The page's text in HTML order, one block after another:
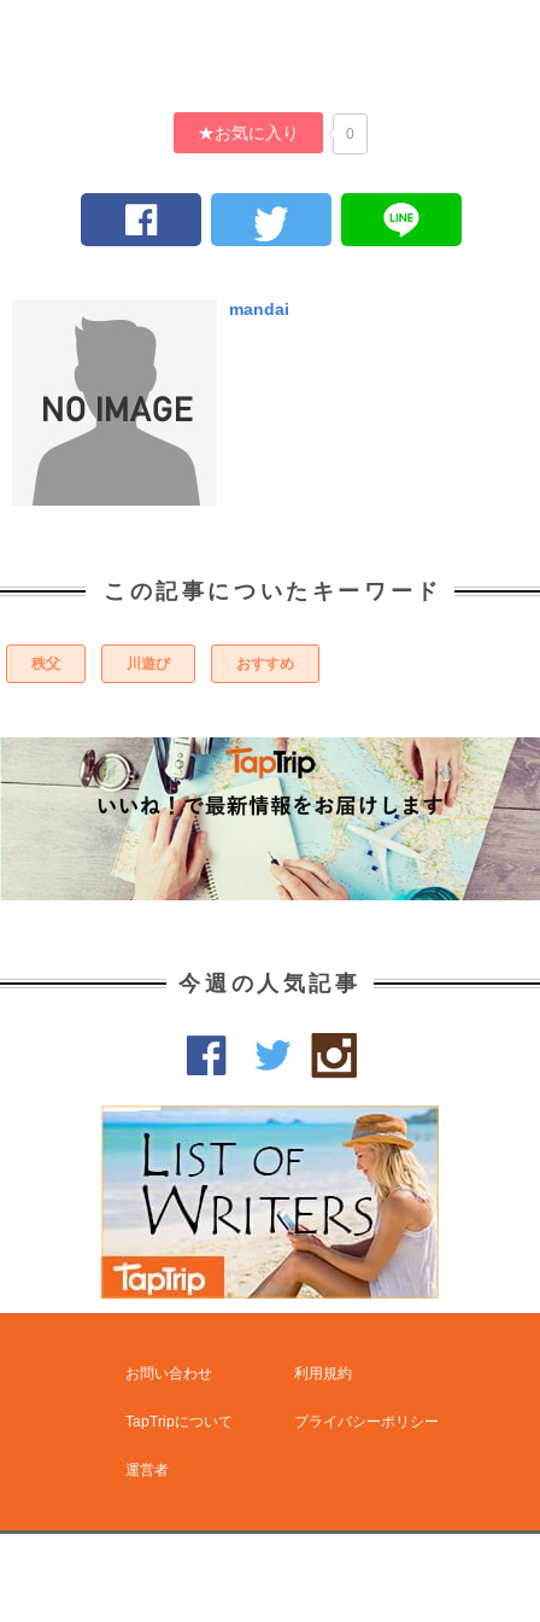
★お気に入り 0
mandai
この記事についたキーワード
秩父 川遊び おすすめ
今週の人気記事
お問い合わせ 利用規約
TapTripについて プライバシーポリシー
運営者